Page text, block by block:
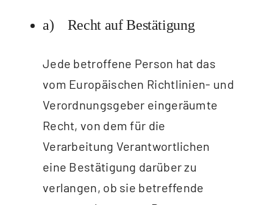
a) Recht auf Bestätigung
Jede betroffene Person hat das
vom Europäischen Richtlinien- und
Verordnungsgeber eingeräumte
Recht, von dem für die
Verarbeitung Verantwortlichen
eine Bestätigung darüber zu
verlangen, ob sie betreffende